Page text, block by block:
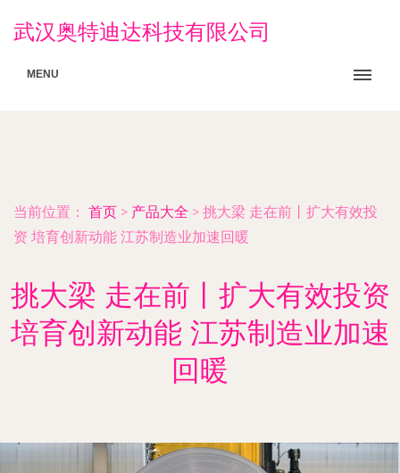
武汉奥特迪达科技有限公司
MENU
当前位置： 首页 > 产品大全 > 挑大梁 走在前丨扩大有效投
资 培育创新动能 江苏制造业加速回暖
挑大梁 走在前丨扩大有效投资
培育创新动能 江苏制造业加速
回暖